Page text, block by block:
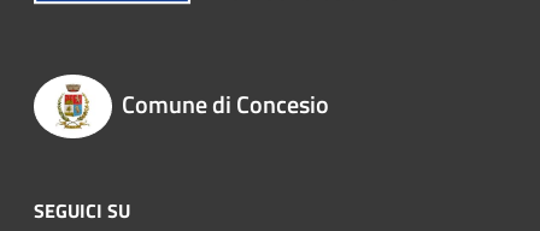
Comune di Concesio
SEGUICI SU